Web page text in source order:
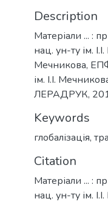
Description
Матеріали ... :
нац. ун-ту ім.
Мечникова,
ім. І.І.
ЛЕРАДРУК,
Keywords
глобалізація,
Citation
Матеріали ... :
нац. ун-ту ім.